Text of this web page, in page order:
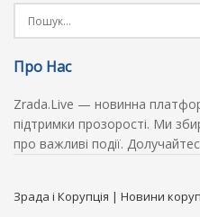
Про Нас
Zrada.Live — новинна
підтримки прозорості. Ми
про важливі події.
Зрада і Корупція | Новини